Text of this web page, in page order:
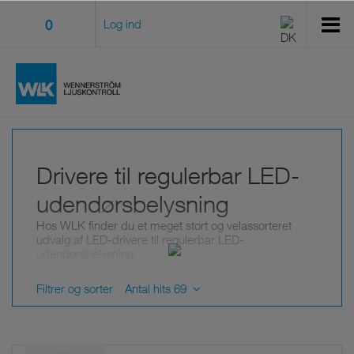
0 Log ind
Drivere til regulerbar LED-
udendørsbelysning
Hos WLK finder du et meget stort og velassorteret
udvalg af LED-drivere til regulerbar LED-
udendørsbelysning er både bredt og opdateret, og vi
sælger kun ballaster fra førende mærker.
Alt sammen for at du som kunde skal have de bedste
Filtrer og sorter Antal hits 69